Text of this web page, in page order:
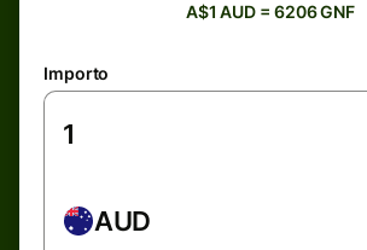
A$1 AUD = 6206 GNF
Importo
AUD